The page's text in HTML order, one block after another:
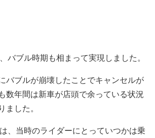
バブル時期も相まって実現しました。
バブルが崩壊したことでキャンセルが
数年間は新車が店頭で余っている状況
ました。
、当時のライダーにとっていつかは乗